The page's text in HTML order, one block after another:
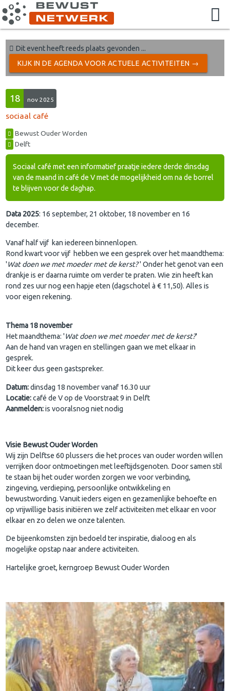
Dit event heeft reeds plaats gevonden ...
KIJK IN DE AGENDA VOOR ACTUELE ACTIVITEITEN →
18 nov 2025
sociaal café
Bewust Ouder Worden
Delft
Sociaal café met een informatief praatje iedere derde dinsdag
van de maand in café de V met de mogelijkheid om na de borrel
te blijven voor de daghap.
Data 2025: 16 september, 21 oktober, 18 november en 16
december.
Vanaf half vijf kan iedereen binnenlopen.
Rond kwart voor vijf hebben we een gesprek over het maandthema:
'Wat doen we met moeder met de kerst?' Onder het genot van een
drankje is er daarna ruimte om verder te praten. Wie zin heeft kan
rond zes uur nog een hapje eten (dagschotel à € 11,50). Alles is
voor eigen rekening.
Thema 18 november
Het maandthema: 'Wat doen we met moeder met de kerst?'
Aan de hand van vragen en stellingen gaan we met elkaar in
gesprek.
Dit keer dus geen gastspreker.
Datum:dinsdag 18 november vanaf 16.30 uur
Locatie:café de V op de Voorstraat 9 in Delft
Aanmelden:is vooralsnog niet nodig
Visie Bewust Ouder Worden
Wij zijn Delftse 60 plussers die het proces van ouder worden willen
verrijken door ontmoetingen met leeftijdsgenoten. Door samen stil
te staan bij het ouder worden zorgen we voor verbinding,
zingeving, verdieping, persoonlijke ontwikkeling en
bewustwording. Vanuit ieders eigen en gezamenlijke behoefte en
op vrijwillige basis initiëren we zelf activiteiten met elkaar en voor
elkaar en zo delen we onze talenten.
De bijeenkomsten zijn bedoeld ter inspiratie, dialoog en als
mogelijke opstap naar andere activiteiten.
Hartelijke groet, kerngroep Bewust Ouder Worden